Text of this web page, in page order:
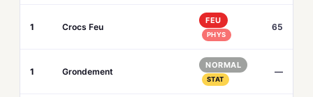
1 Crocs Feu
FEU
PHYS
65
1 Grondement
NORMAL
STAT
—